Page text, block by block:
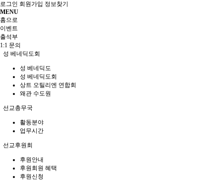
로그인 회원가입 정보찾기
MENU
홈으로
이벤트
출석부
1:1 문의
성 베네딕도회
성 베네딕도
성 베네딕도회
상트 오틸리엔 연합회
왜관 수도원
선교총무국
활동분야
업무시간
선교후원회
후원안내
후원회원 혜택
후원신청